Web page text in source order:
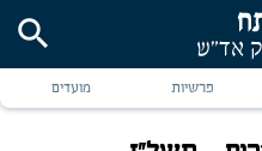
search
פרשיות מועדים